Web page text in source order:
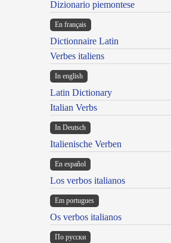
Dizionario piemontese
En français
Dictionnaire Latin
Verbes italiens
In english
Latin Dictionary
Italian Verbs
In Deutsch
Italienische Verben
En español
Los verbos italianos
Em portugues
Os verbos italianos
По русски